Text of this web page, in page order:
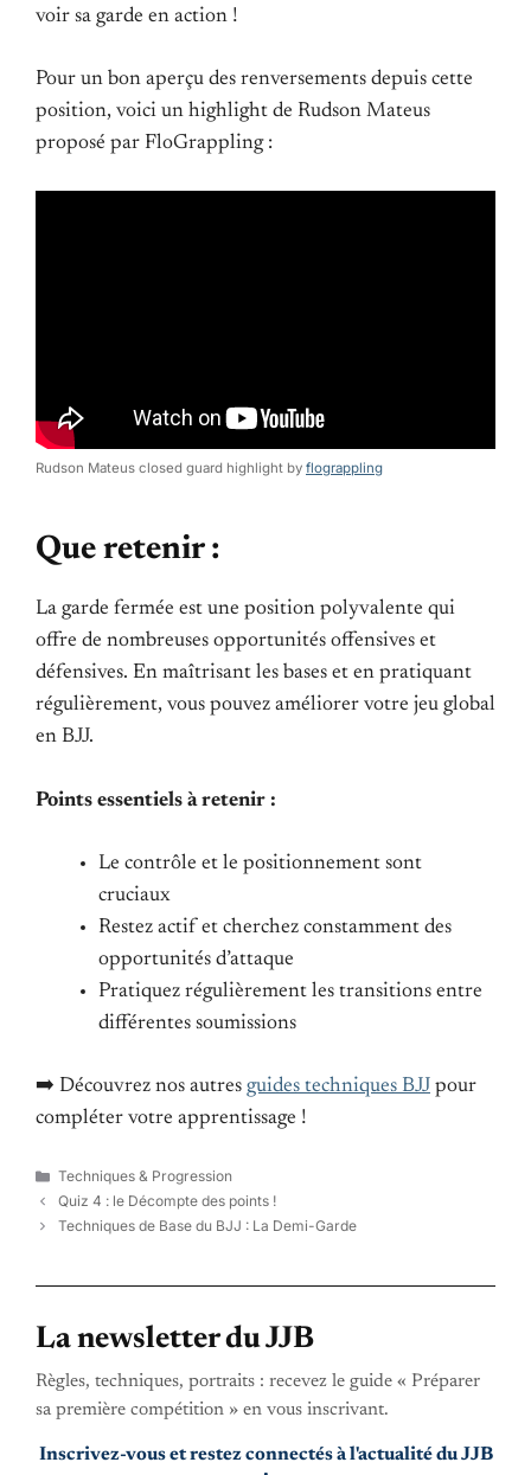
voir sa garde en action !
Pour un bon aperçu des renversements depuis cette
position, voici un highlight de Rudson Mateus
proposé par FloGrappling :
Rudson Mateus closed guard highlight by flograppling
Que retenir :
La garde fermée est une position polyvalente qui
offre de nombreuses opportunités offensives et
défensives. En maîtrisant les bases et en pratiquant
régulièrement, vous pouvez améliorer votre jeu global
en BJJ.
Points essentiels à retenir :
Le contrôle et le positionnement sont
cruciaux
Restez actif et cherchez constamment des
opportunités d’attaque
Pratiquez régulièrement les transitions entre
différentes soumissions
➡️ Découvrez nos autres guides techniques BJJ pour
compléter votre apprentissage !
Catégories
Techniques & Progression
Quiz 4 : le Décompte des points !
Techniques de Base du BJJ : La Demi-Garde
La newsletter du JJB
Règles, techniques, portraits : recevez le guide « Préparer
sa première compétition » en vous inscrivant.
Inscrivez-vous et restez connectés à l'actualité du JJB